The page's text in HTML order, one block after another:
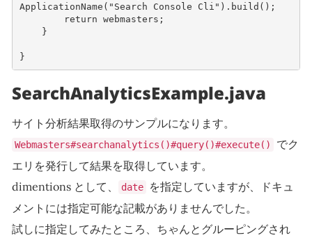
ApplicationName ( "Search Console Cli" ). build ();
return webmasters ;
}
}
SearchAnalyticsExample.java
サイト分析結果取得のサンプルになります。
Webmasters#searchanalytics()#query()#execute()
でク
エリを発行して結果を取得しています。
dimentions として、
date
を指定していますが、ドキュ
メントには指定可能な記載がありませんでした。
試しに指定してみたところ、ちゃんとグルーピングされ